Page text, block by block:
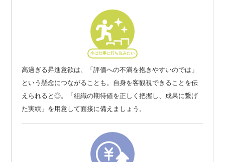
今は仕事に打ち込みたい
高過ぎる昇進意欲は、「評価への不満を抱きやすいのでは」
という懸念につながることも。自身を客観視できることを伝
えられると◎。「組織の期待値を正しく把握し、成果に繋げ
た実績」を用意して面接に備えましょう。